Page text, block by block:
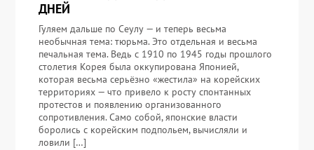
ДНЕЙ
Гуляем дальше по Сеулу — и теперь весьма
необычная тема: тюрьма. Это отдельная и весьма
печальная тема. Ведь с 1910 по 1945 годы прошлого
столетия Корея была оккупирована Японией,
которая весьма серьёзно «жестила» на корейских
территориях — что привело к росту спонтанных
протестов и появлению организованного
сопротивления. Само собой, японские власти
боролись с корейским подпольем, вычисляли и
ловили […]